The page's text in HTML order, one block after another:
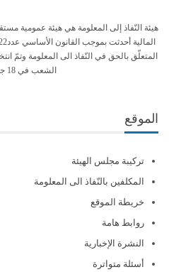
هيئة النّفاذ إلى المعلومة هي هيئة عمومية
المتعلّق بالحق في النّفاذ الى المعلومة
الشعب في 18 جويلية 2017
الموقع
تركيبة مجلس الهيئة
المكلفين بالنّفاذ الى المعلومة
خريطة الموقع
روابط هامة
النشرة الإخبارية
أسئلة متواترة